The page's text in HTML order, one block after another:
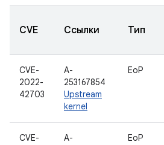
CVE Ссылки Тип
CVE-
2022-
42703
A-
253167854
Upstream
kernel
EoP
CVE-
A-
EoP